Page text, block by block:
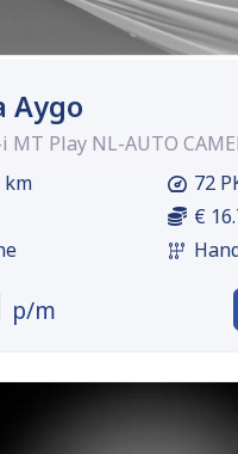
Aygo
MT Play NL-AUTO
km
72
€
p/m